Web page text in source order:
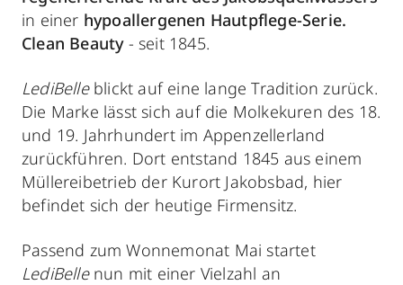
in einer hypoallergenen Hautpflege-Serie.
Clean Beauty- seit 1845.
LediBelleblickt auf eine lange Tradition zurück.
Die Marke lässt sich auf die Molkekuren des 18.
und 19. Jahrhundert im Appenzellerland
zurückführen. Dort entstand 1845 aus einem
Müllereibetrieb der Kurort Jakobsbad, hier
befindet sich der heutige Firmensitz.
Passend zum Wonnemonat Mai startet
LediBelle nun mit einer Vielzahl an